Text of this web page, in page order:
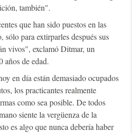
también".
que han sido puestos en las
para extirparles después sus
vivos", exclamó Ditmar, un
años de edad.
en día están demasiado ocupados
los practicantes realmente
como sea posible. De todos
siente la vergüenza de la
es algo que nunca debería haber